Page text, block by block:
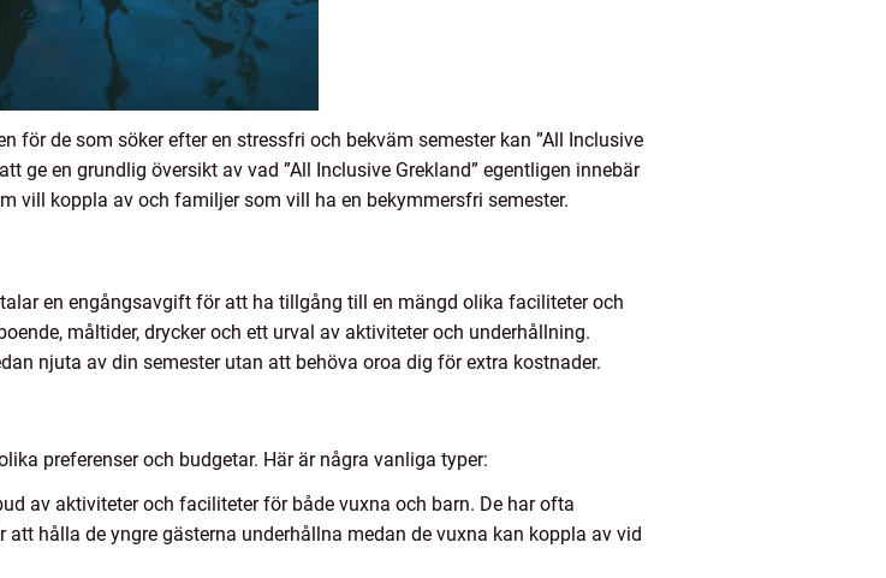
för de som söker efter en stressfri och bekväm semester kan ”All Inclusive
ge en grundlig översikt av vad ”All Inclusive Grekland” egentligen innebär
vill koppla av och familjer som vill ha en bekymmersfri semester.
en engångsavgift för att ha tillgång till en mängd olika faciliteter och
måltider, drycker och ett urval av aktiviteter och underhållning.
njuta av din semester utan att behöva oroa dig för extra kostnader.
preferenser och budgetar. Här är några vanliga typer:
av aktiviteter och faciliteter för både vuxna och barn. De har ofta
hålla de yngre gästerna underhållna medan de vuxna kan koppla av vid